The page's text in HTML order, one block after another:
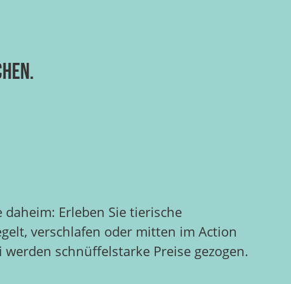
Erleben Sie tierische
verschlafen oder mitten im Action
schnüffelstarke Preise gezogen.